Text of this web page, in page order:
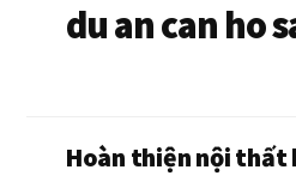
Pearl
du an can ho
Hoàn thiện nội thất